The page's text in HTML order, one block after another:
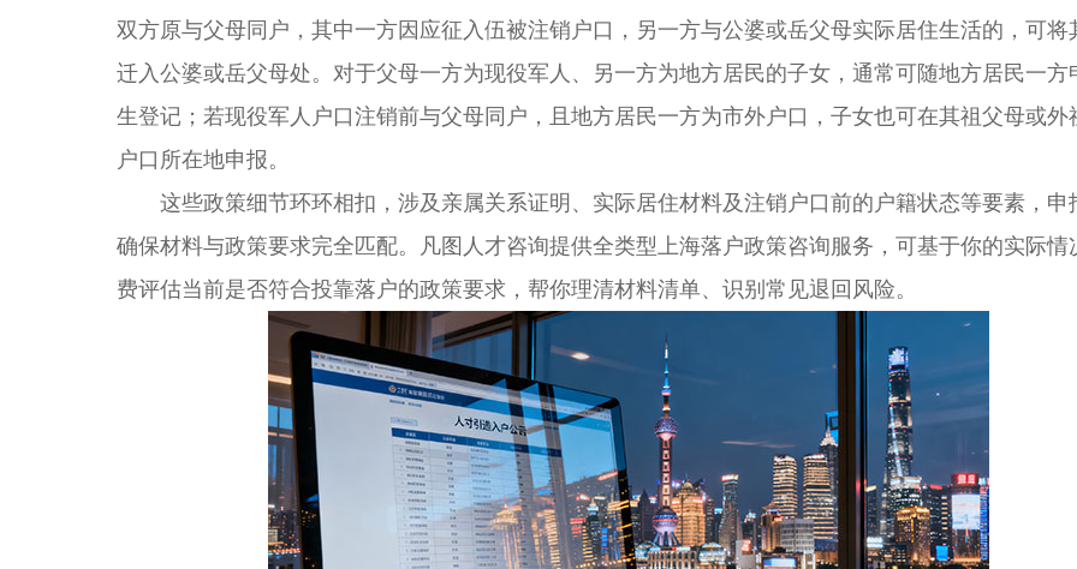
双方原与父母同户，其中一方因应征入伍被注销户口，另一方与公婆或岳父母实际居住生活的，可将
迁入公婆或岳父母处。对于父母一方为现役军人、另一方为地方居民的子女，通常可随地方居民一方
生登记；若现役军人户口注销前与父母同户，且地方居民一方为市外户口，子女也可在其祖父母或外
户口所在地申报。
这些政策细节环环相扣，涉及亲属关系证明、实际居住材料及注销户口前的户籍状态等要素，申
确保材料与政策要求完全匹配。凡图人才咨询提供全类型上海落户政策咨询服务，可基于你的实际情
费评估当前是否符合投靠落户的政策要求，帮你理清材料清单、识别常见退回风险。